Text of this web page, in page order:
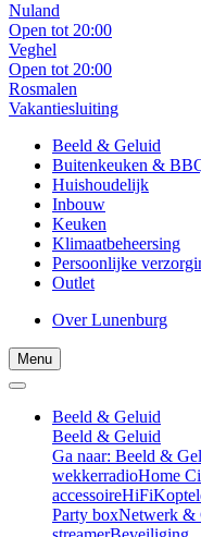
Nuland
Open tot 20:00
Veghel
Open tot 20:00
Rosmalen
Vakantiesluiting
Beeld & Geluid
Buitenkeuken &
Huishoudelijk
Inbouw
Keuken
Klimaatbeheersing
Persoonlijke
Outlet
Over Lunenburg
Menu
Beeld & Geluid
Beeld & Geluid
Ga naar: Beeld &
wekkerradioHome
accessoireHiFi
Party boxNetwerk &